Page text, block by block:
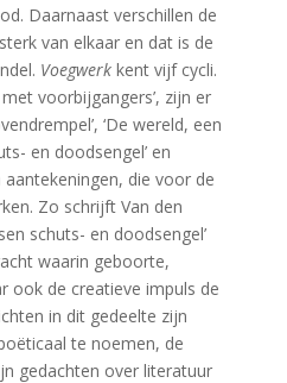
Daarnaast verschillen de
van elkaar en dat is de
Voegwerk kent vijf cycli.
voorbijgangers’, zijn er
‘De wereld, een
en doodsengel’ en
aantekeningen, die voor de
Zo schrijft Van den
schuts- en doodsengel’
waarin geboorte,
ook de creatieve impuls de
in dit gedeelte zijn
te noemen, de
gedachten over literatuur